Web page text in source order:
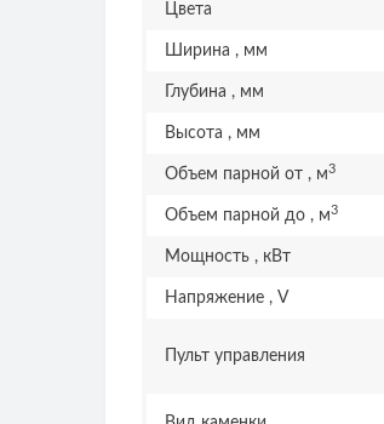
Цвета
Ширина , мм
Глубина , мм
Высота , мм
Объем парной от , м3
Объем парной до , м3
Мощность , кВт
Напряжение , V
Пульт управления